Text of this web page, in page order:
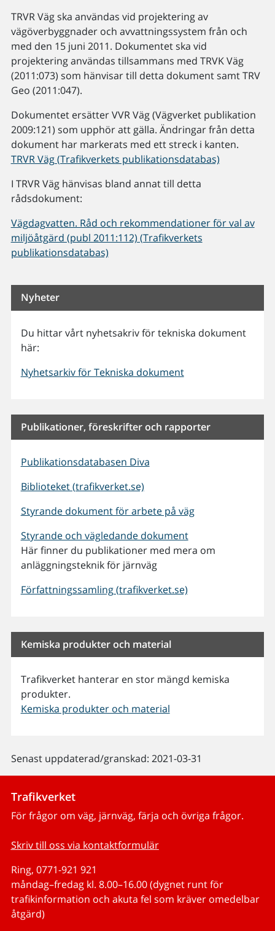
TRVR Väg ska användas vid projektering av
vägöverbyggnader och avvattningssystem från och
med den 15 juni 2011. Dokumentet ska vid
projektering användas tillsammans med TRVK Väg
(2011:073) som hänvisar till detta dokument samt TRV
Geo (2011:047).
Dokumentet ersätter VVR Väg (Vägverket publikation
2009:121) som upphör att gälla. Ändringar från detta
dokument har markerats med ett streck i kanten.
TRVR Väg (Trafikverkets publikationsdatabas)
I TRVR Väg hänvisas bland annat till detta
rådsdokument:
Vägdagvatten. Råd och rekommendationer för val av
miljöåtgärd (publ 2011:112) (Trafikverkets
publikationsdatabas)
Nyheter
Du hittar vårt nyhetsakriv för tekniska dokument
här:
Nyhetsarkiv för Tekniska dokument
Publikationer, föreskrifter och rapporter
Publikationsdatabasen Diva
Biblioteket (trafikverket.se)
Styrande dokument för arbete på väg
Styrande och vägledande dokument
Här finner du publikationer med mera om
anläggningsteknik för järnväg
Författningssamling (trafikverket.se)
Kemiska produkter och material
Trafikverket hanterar en stor mängd kemiska
produkter.
Kemiska produkter och material
Senast uppdaterad/granskad: 2021-03-31
Trafikverket
För frågor om väg, järnväg, färja och övriga frågor.
Skriv till oss via kontaktformulär
Ring, 0771-921 921
måndag–fredag kl. 8.00–16.00 (dygnet runt för
trafikinformation och akuta fel som kräver omedelbar
åtgärd)